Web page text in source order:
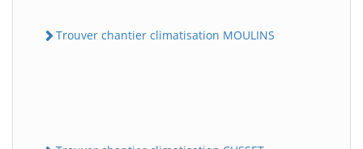
Trouver chantier climatisation MOULINS